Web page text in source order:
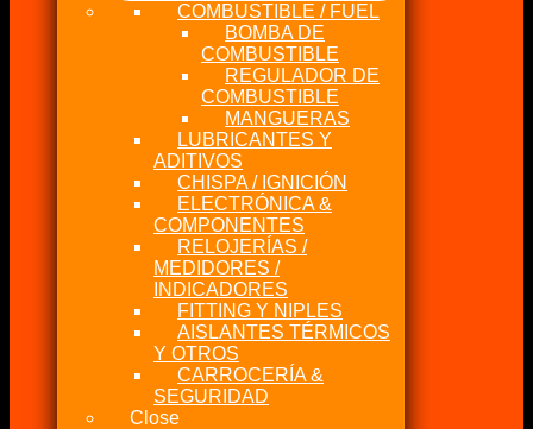
COMBUSTIBLE / FUEL
BOMBA DE
COMBUSTIBLE
REGULADOR DE
COMBUSTIBLE
MANGUERAS
LUBRICANTES Y
ADITIVOS
CHISPA / IGNICIÓN
ELECTRÓNICA &
COMPONENTES
RELOJERÍAS /
MEDIDORES /
INDICADORES
FITTING Y NIPLES
AISLANTES TÉRMICOS
Y OTROS
CARROCERÍA &
SEGURIDAD
Close